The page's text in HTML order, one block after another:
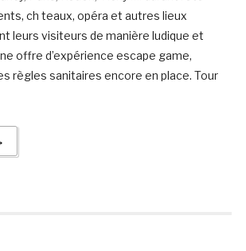
ch teaux, opéra et autres lieux
leurs visiteurs de manière ludique et
offre d’expérience escape game,
règles sanitaires encore en place. Tour